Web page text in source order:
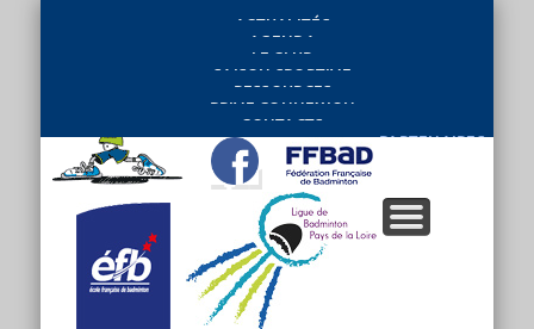
ACTUALITÉS
AGENDA
LE CLUB
SAISON SPORTIVE
RESSOURCES
PRIVE CONNEXION
CONTACTS
PARTENAIRES